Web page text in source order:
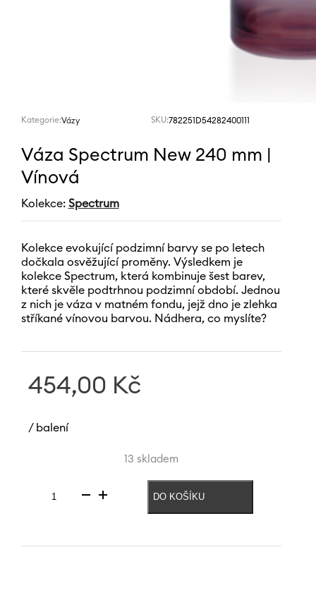
Kategorie:Vázy SKU:782251D54282400111
Váza Spectrum New 240 mm |
Vínová
Kolekce: Spectrum
Kolekce evokující podzimní barvy se po letech
dočkala osvěžující proměny. Výsledkem je
kolekce Spectrum, která kombinuje šest barev,
které skvěle podtrhnou podzimní období. Jednou
z nich je váza v matném fondu, jejž dno je zlehka
stříkané vínovou barvou. Nádhera, co myslíte?
454,00 Kč
/ balení
13 skladem
Váza
240
DO KOŠÍKU